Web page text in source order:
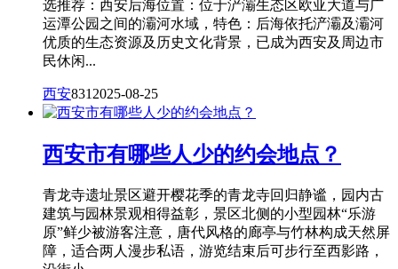
选推荐：西安后海位置：位于浐灞生态区欧亚大道与广
运潭公园之间的灞河水域，特色：后海依托浐灞及灞河
优质的生态资源及历史文化背景，已成为西安及周边市
民休闲...
西安831 2025-08-25
西安市有哪些人少的约会地点？
青龙寺遗址景区避开樱花季的青龙寺回归静谧，园内古
建筑与园林景观相得益彰，景区北侧的小型园林“乐游
原”鲜少被游客注意，唐代风格的廊亭与竹林构成天然屏
障，适合两人漫步私语，游览结束后可步行至西影路，